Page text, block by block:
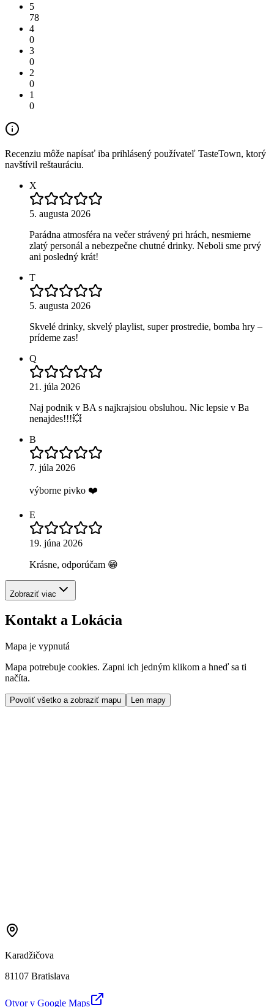
5
78
4
0
3
0
2
0
1
0
Recenziu môže napísať iba prihlásený používateľ TasteTown, ktorý
navštívil reštauráciu.
X
5. augusta 2026
Parádna atmosféra na večer strávený pri hrách, nesmierne
zlatý personál a nebezpečne chutné drinky. Neboli sme prvý
ani posledný krát!
T
5. augusta 2026
Skvelé drinky, skvelý playlist, super prostredie, bomba hry –
prídeme zas!
Q
21. júla 2026
Naj podnik v BA s najkrajsiou obsluhou. Nic lepsie v Ba
nenajdes!!!💥
B
7. júla 2026
výborne pivko ❤️
E
19. júna 2026
Krásne, odporúčam 😁
Zobraziť viac
Kontakt a Lokácia
Mapa je vypnutá
Mapa potrebuje cookies. Zapni ich jedným klikom a hneď sa ti
načíta.
Povoliť všetko a zobraziť mapu Len mapy
Karadžičova
81107 Bratislava
Otvor v Google Maps